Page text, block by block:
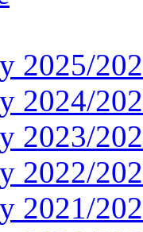
2025/
2024/
2023/
2022/
2021/